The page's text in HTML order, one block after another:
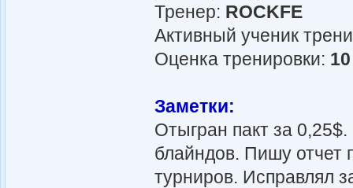
Тренер: ROCKFE
Активный ученик
Оценка тренировки:
Заметки:
Отыгран пакт за
блайндов. Пишу отчет
турниров. Исправлял